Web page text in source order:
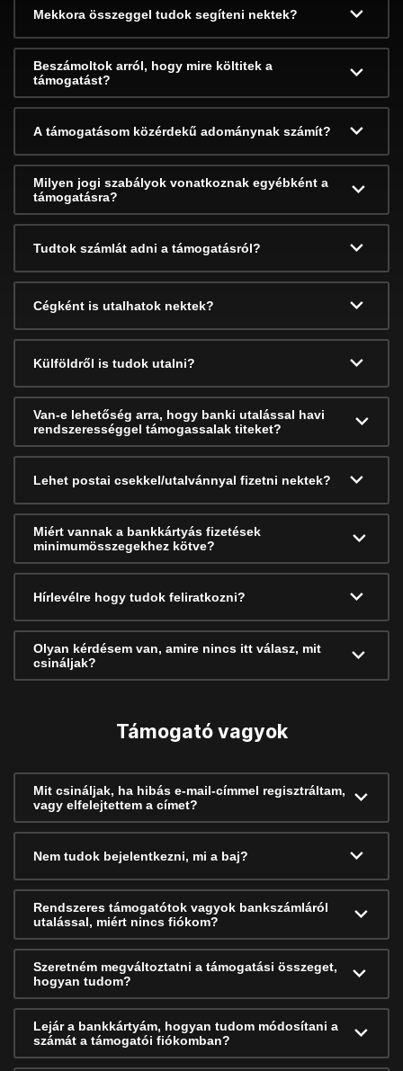
Mekkora összeggel tudok segíteni nektek?
Beszámoltok arról, hogy mire költitek a
támogatást?
A támogatásom közérdekű adománynak számít?
Milyen jogi szabályok vonatkoznak egyébként a
támogatásra?
Tudtok számlát adni a támogatásról?
Cégként is utalhatok nektek?
Külföldről is tudok utalni?
Van-e lehetőség arra, hogy banki utalással havi
rendszerességgel támogassalak titeket?
Lehet postai csekkel/utalvánnyal fizetni nektek?
Miért vannak a bankkártyás fizetések
minimumösszegekhez kötve?
Hírlevélre hogy tudok feliratkozni?
Olyan kérdésem van, amire nincs itt válasz, mit
csináljak?
Támogató vagyok
Mit csináljak, ha hibás e-mail-címmel regisztráltam,
vagy elfelejtettem a címet?
Nem tudok bejelentkezni, mi a baj?
Rendszeres támogatótok vagyok bankszámláról
utalással, miért nincs fiókom?
Szeretném megváltoztatni a támogatási összeget,
hogyan tudom?
Lejár a bankkártyám, hogyan tudom módosítani a
számát a támogatói fiókomban?